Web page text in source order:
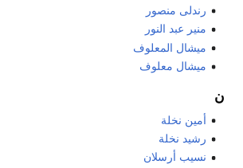
رندلى منصور
منير عبد النور
ميشال المعلوف
ميشال معلوف
ن
أمين نخلة
رشيد نخلة
نسيب أرسلان